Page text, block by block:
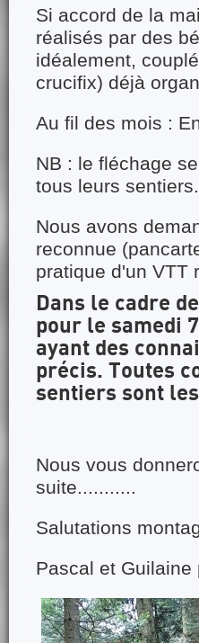
Si accord de la
réalisés par des
idéalement,
crucifix) déjà
Au fil des mois :
NB : le fléchage
tous leurs sentiers.
Nous avons
reconnue
pratique d'un VTT
Dans le cadre
pour le samedi
ayant des
précis. Toutes
sentiers sont
Nous vous
suite...........
Salutations
Pascal et